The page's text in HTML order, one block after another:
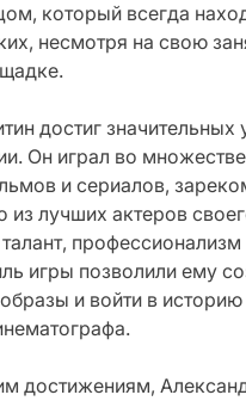
который всегда
несмотря на свою
достиг значительных
Он играл во множестве
и сериалов,
из лучших актеров
профессионализм
игры позволили ему
и войти в историю
достижениям,